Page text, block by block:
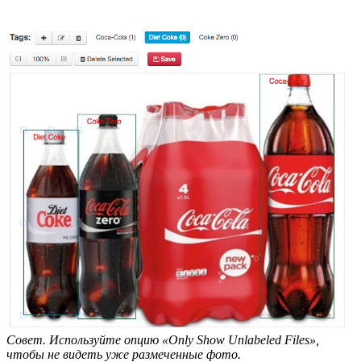
Совет. Используйте опцию «Only Show Unlabeled Files»,
чтобы не видеть уже размеченные фото.